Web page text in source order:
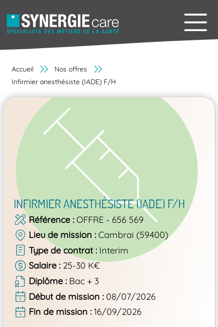
Accueil
Nos offres
Infirmier anesthésiste (IADE) F/H
INFIRMIER ANESTHÉSISTE (IADE) F/H
Référence OFFRE - 656 569
Lieu de mission
Cambrai (59400)
Type de contrat
Interim
Salaire
25-30 K€
Diplôme
Bac + 3
Début de mission
08/07/2026
Fin de mission
16/09/2026